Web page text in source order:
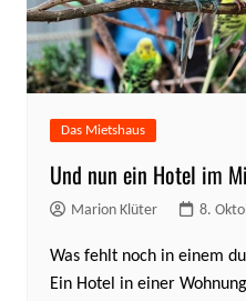
Das Mietshaus
Und nun ein Hotel im
Marion Klüter 8.
Was fehlt noch in einem
Ein Hotel in einer